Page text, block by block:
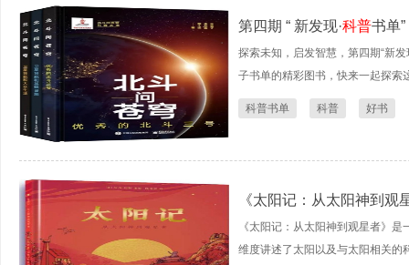
第四期 “ 新发现·科普书单
探索未知，启发智慧，第四期“新发
子书单的精彩图书，快来一起探索
科普书单 科普 好书
《太阳记：从太阳神到
《太阳记：从太阳神到观星者》
维度讲述了太阳以及与太阳相关的